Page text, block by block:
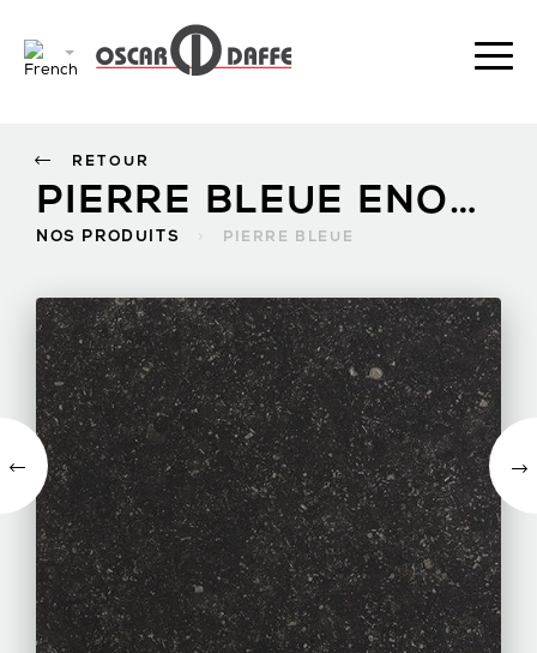
PIERRE BLEUE ENOFROST
NOS PRODUITS PIERRE BLEUE
RETOUR